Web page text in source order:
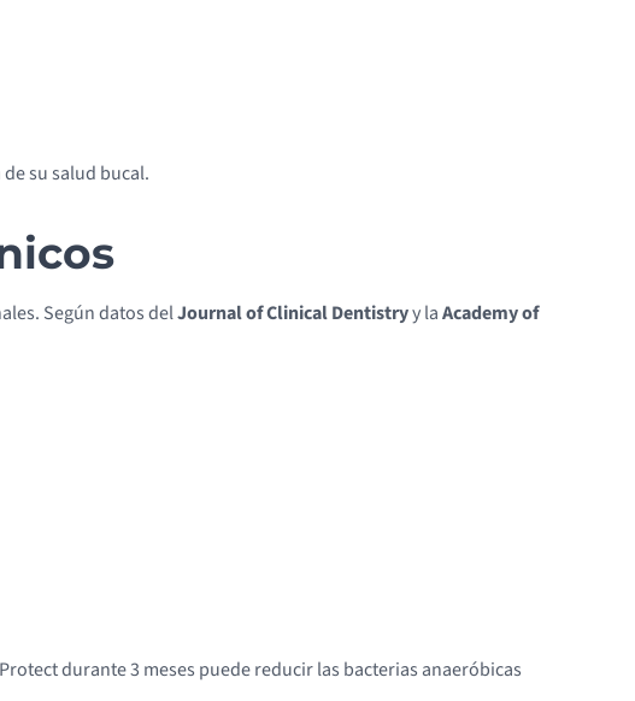
su salud bucal.
Según datos delJournal of Clinical Dentistryy laAcademy of
durante 3 meses puede reducir las bacterias anaeróbicas